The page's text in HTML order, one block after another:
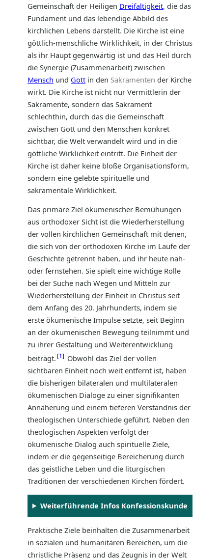
Gemeinschaft der Heiligen Dreifaltigkeit, die das
Fundament und das lebendige Abbild des
kirchlichen Lebens darstellt. Die Kirche ist eine
göttlich-menschliche Wirklichkeit, in der Christus
als ihr Haupt gegenwärtig ist und das Heil durch
die Synergie (Zusammenarbeit) zwischen
Mensch und Gott in den Sakramenten der Kirche
wirkt. Die Kirche ist nicht nur Vermittlerin der
Sakramente, sondern das Sakrament
schlechthin, durch das die Gemeinschaft
zwischen Gott und den Menschen konkret
sichtbar, die Welt verwandelt wird und in die
göttliche Wirklichkeit eintritt. Die Einheit der
Kirche ist daher keine bloße Organisationsform,
sondern eine gelebte spirituelle und
sakramentale Wirklichkeit.
Das primäre Ziel ökumenischer Bemühungen
aus orthodoxer Sicht ist die Wiederherstellung
der vollen kirchlichen Gemeinschaft mit denen,
die sich von der orthodoxen Kirche im Laufe der
Geschichte getrennt haben, und ihr heute nah-
oder fernstehen. Sie spielt eine wichtige Rolle
bei der Suche nach Wegen und Mitteln zur
Wiederherstellung der Einheit in Christus seit
dem Anfang des 20. Jahrhunderts, indem sie
erste ökumenische Impulse setzte, seit Beginn
an der ökumenischen Bewegung teilnimmt und
zu ihrer Gestaltung und Weiterentwicklung
beiträgt. 1
Obwohl das Ziel der vollen
sichtbaren Einheit noch weit entfernt ist, haben
die bisherigen bilateralen und multilateralen
ökumenischen Dialoge zu einer signifikanten
Annäherung und einem tieferen Verständnis der
theologischen Unterschiede geführt. Neben den
theologischen Aspekten verfolgt der
ökumenische Dialog auch spirituelle Ziele,
indem er die gegenseitige Bereicherung durch
das geistliche Leben und die liturgischen
Traditionen der verschiedenen Kirchen fördert.
Weiterführende Infos Konfessionskunde
Praktische Ziele beinhalten die Zusammenarbeit
in sozialen und humanitären Bereichen, um die
christliche Präsenz und das Zeugnis in der Welt